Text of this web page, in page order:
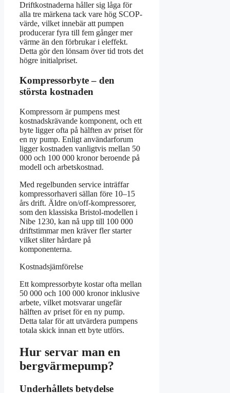
Driftkostnaderna håller sig låga för
alla tre märkena tack vare hög SCOP-
värde, vilket innebär att pumpen
producerar fyra till fem gånger mer
värme än den förbrukar i eleffekt.
Detta gör den lönsam över tid trots det
högre initialpriset.
Kompressorbyte – den
största kostnaden
Kompressorn är pumpens mest
kostnadskrävande komponent, och ett
byte ligger ofta på hälften av priset för
en ny pump. Enligt användarforum
ligger kostnaden vanligtvis mellan 50
000 och 100 000 kronor beroende på
modell och arbetskostnad.
Med regelbunden service inträffar
kompressorhaveri sällan före 10–15
års drift. Äldre on/off-kompressorer,
som den klassiska Bristol-modellen i
Nibe 1230, kan nå upp till 100 000
driftstimmar men kräver fler starter
vilket sliter hårdare på
komponenterna.
Kostnadsjämförelse
Ett kompressorbyte kostar ofta mellan
50 000 och 100 000 kronor inklusive
arbete, vilket motsvarar ungefär
hälften av priset för en ny pump.
Detta talar för att utvärdera pumpens
totala skick innan ett byte utförs.
Hur servar man en
bergvärmepump?
Underhållets betydelse